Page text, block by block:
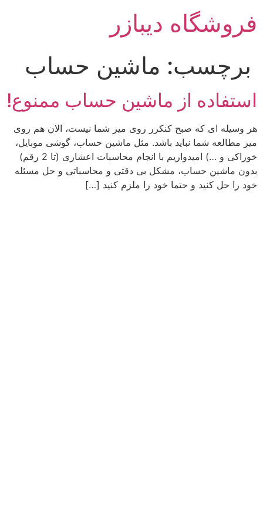
محتوا
فروشگاه دیبازر
برچسب: ماشین حساب
استفاده از ماشین حساب ممنوع!
هر وسیله ای که صبح کنکرر روی میز شما نیست، الان هم روی
میز مطالعه شما نباید باشد. مثل ماشین حساب، گوشی موبایل،
خوراکی و …) امیدواریم با انجام محاسبات اعشاری (تا 2 رقم)
بدون ماشین حساب، مشکل بی دقتی و محاسباتی و حل مسئله
خود را حل کنید و حتما خود را ملزم کنید […]